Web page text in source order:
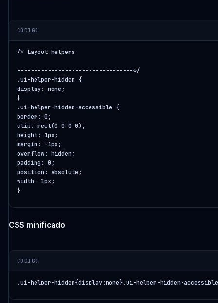
CÓDIGO
/* Layout helpers
----------------------------------*/
.ui-helper-hidden {
display: none;
}
.ui-helper-hidden-accessible {
border: 0;
clip: rect(0 0 0 0);
height: 1px;
margin: -1px;
overflow: hidden;
padding: 0;
position: absolute;
width: 1px;
}
CSS minificado
CÓDIGO
.ui-helper-hidden{display:none}.ui-helper-hidden-